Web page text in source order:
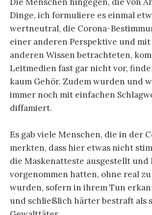
Dinge, ich formuliere es einmal
wertneutral, die Corona-
einer anderen Perspektive und
anderen Wissen betrachteten,
Leitmedien fast gar nicht vor,
kaum Gehör. Zudem wurden und
immer noch mit einfachen
diffamiert.
Es gab viele Menschen, die in der
merkten, dass hier etwas nicht
die Maskenatteste ausgestellt und
vorgenommen hatten, ohne real
wurden, sofern in ihrem Tun
und schließlich härter bestraft als